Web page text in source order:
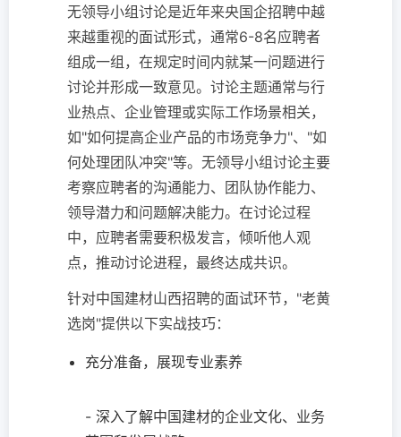
无领导小组讨论是近年来央国企招聘中越
来越重视的面试形式，通常6-8名应聘者
组成一组，在规定时间内就某一问题进行
讨论并形成一致意见。讨论主题通常与行
业热点、企业管理或实际工作场景相关，
如"如何提高企业产品的市场竞争力"、"如
何处理团队冲突"等。无领导小组讨论主要
考察应聘者的沟通能力、团队协作能力、
领导潜力和问题解决能力。在讨论过程
中，应聘者需要积极发言，倾听他人观
点，推动讨论进程，最终达成共识。
针对中国建材山西招聘的面试环节，"老黄
选岗"提供以下实战技巧：
充分准备，展现专业素养
- 深入了解中国建材的企业文化、业务